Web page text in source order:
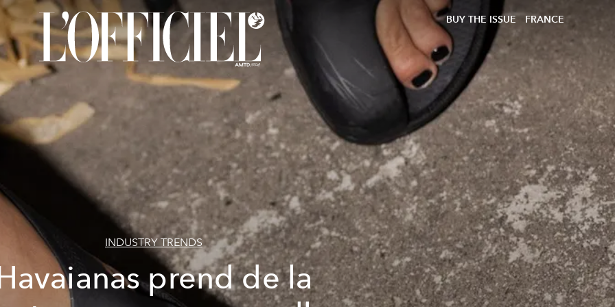
BUY THE ISSUE FRANCE
INDUSTRY TRENDS
prend de la